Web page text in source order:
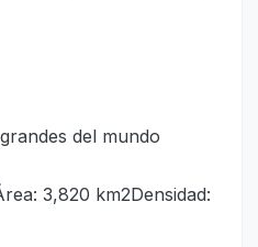
3,820 km2Densidad: